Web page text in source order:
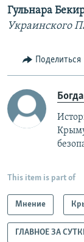
Гульнара
Украинского
Поделиться
This item is part of
Мнение
ГЛАВНОЕ ЗА